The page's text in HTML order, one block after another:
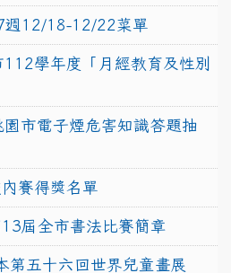
週12/18-12/22菜單
學年度「月經教育及性別
市電子煙危害知識答題抽
賽得獎名單
屆全市書法比賽簡章
第五十六回世界兒童畫展